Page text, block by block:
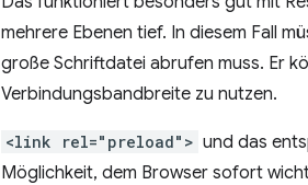
mehrere Ebenen tief. In diesem Fall
große Schriftdatei abrufen muss. Er
Verbindungsbandbreite zu nutzen.
<link rel="preload"> und das
Möglichkeit, dem Browser sofort